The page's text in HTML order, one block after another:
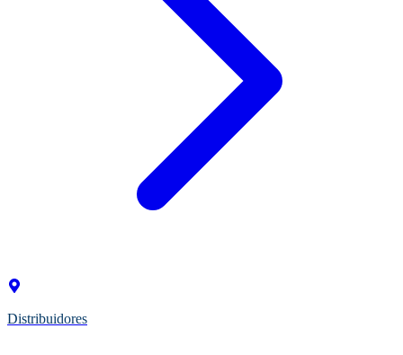
Distribuidores